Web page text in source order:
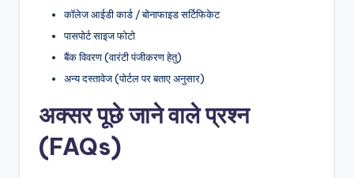
कॉलेज आईडी कार्ड / बोनाफाइड सर्टिफिकेट
पासपोर्ट साइज फोटो
बैंक विवरण (वारंटी पंजीकरण हेतु)
अन्य दस्तावेज (पोर्टल पर बताए अनुसार)
अक्सर पूछे जाने वाले प्रश्न
(FAQs)